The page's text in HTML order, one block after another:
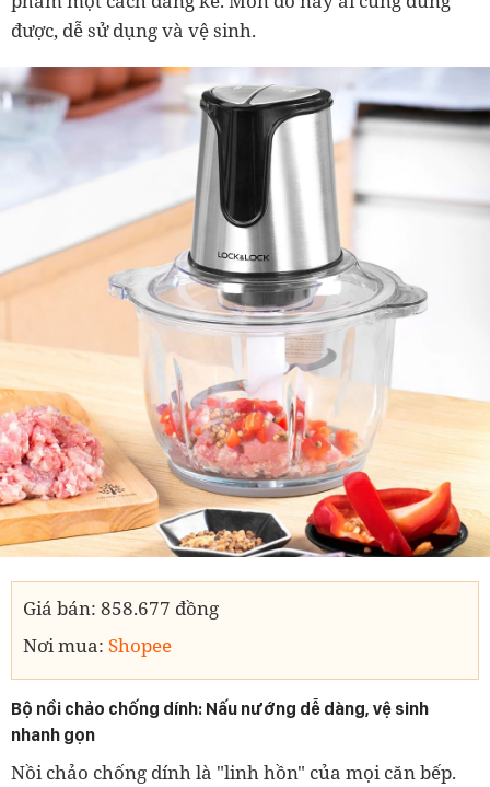
được, dễ sử dụng và vệ sinh.
Giá bán: 858.677 đồng
Nơi mua: Shopee
Bộ nồi chảo chống dính: Nấu nướng dễ dàng, vệ sinh
nhanh gọn
Nồi chảo chống dính là "linh hồn" của mọi căn bếp.